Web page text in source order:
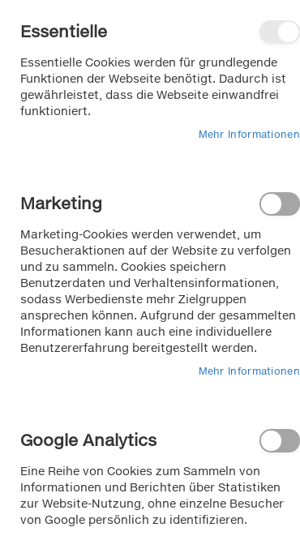
Suche
Interieur &
der
Bildergalerie
Essentielle
Essentielle Cookies werden für grundlegende
Funktionen der Webseite benötigt. Dadurch ist
gewährleistet, dass die Webseite einwandfrei
funktioniert.
Mehr Informationen
Marketing
Marketing-Cookies werden verwendet, um
Besucheraktionen auf der Website zu verfolgen
und zu sammeln. Cookies speichern
Benutzerdaten und Verhaltensinformationen,
sodass Werbedienste mehr Zielgruppen
ansprechen können. Aufgrund der gesammelten
Informationen kann auch eine individuellere
Benutzererfahrung bereitgestellt werden.
Mehr Informationen
Google Analytics
Eine Reihe von Cookies zum Sammeln von
Informationen und Berichten über Statistiken
zur Website-Nutzung, ohne einzelne Besucher
von Google persönlich zu identifizieren.